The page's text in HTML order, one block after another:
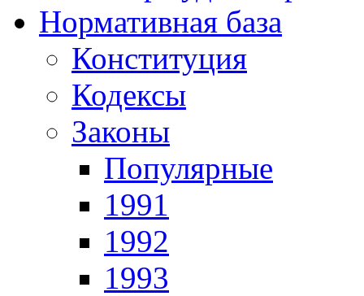
Нормативная база
Конституция
Кодексы
Законы
Популярные
1991
1992
1993